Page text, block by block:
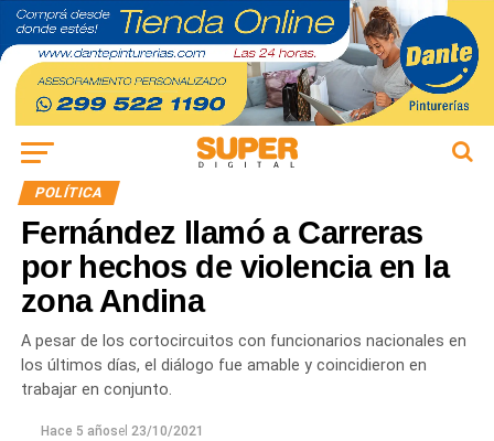
POLÍTICA
Fernández llamó a Carreras
por hechos de violencia en la
zona Andina
A pesar de los cortocircuitos con funcionarios nacionales en
los últimos días, el diálogo fue amable y coincidieron en
trabajar en conjunto.
Hace 5 añosel 23/10/2021